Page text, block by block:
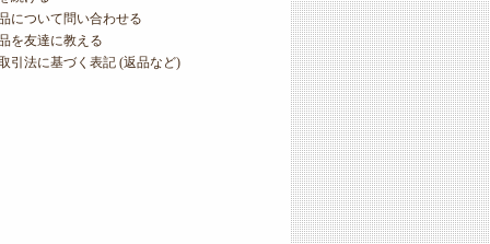
について問い合わせる
を友達に教える
引法に基づく表記 (返品など)